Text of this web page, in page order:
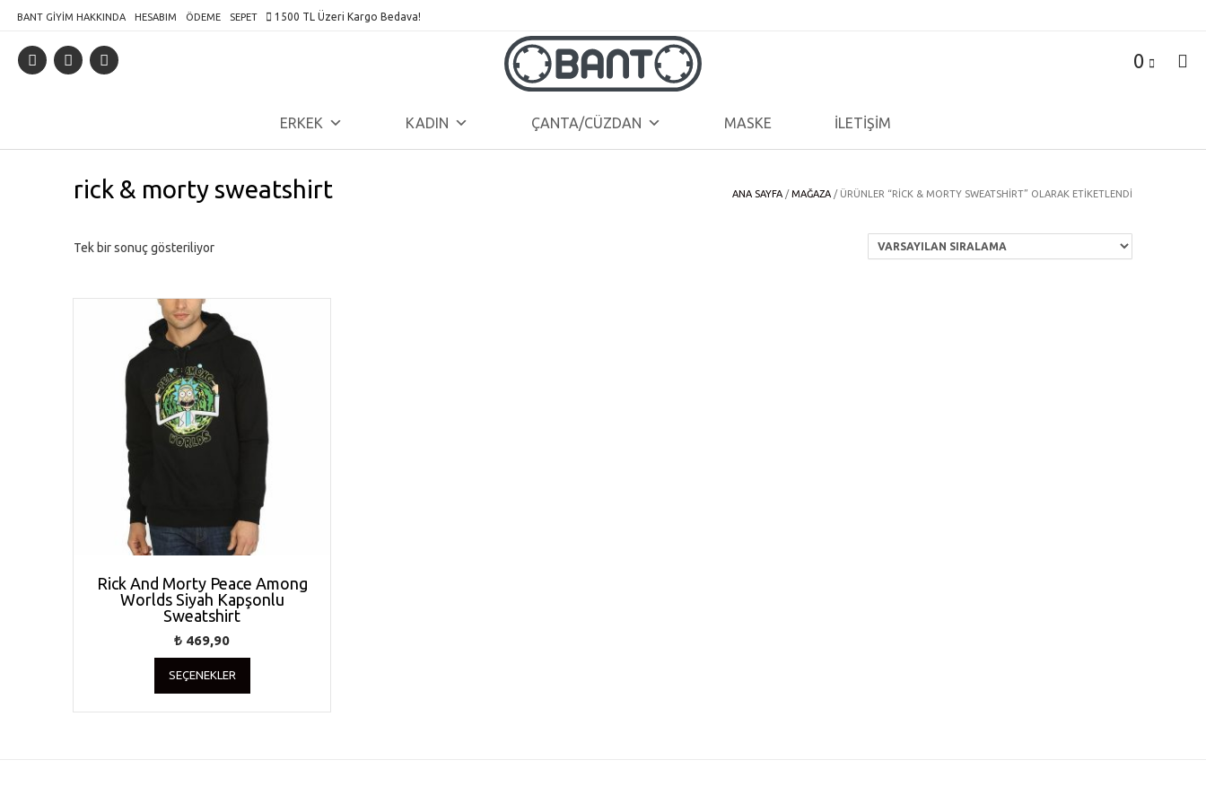
content
BANT GIYIM HAKKINDA HESABIM ÖDEME SEPET 1500 TL Üzeri Kargo Bedava!
0
ERKEK KADIN ÇANTA/CÜZDAN MASKE İLETİŞİM
ANA SAYFA /MAĞAZA / ÜRÜNLER “RICK & MORTY SWEATSHIRT” OLARAK ETIKETLENDI
rick & morty sweatshirt
Tek bir sonuç gösteriliyor
Rick And Morty Peace Among
Worlds Siyah Kapşonlu
Sweatshirt
₺ 469,90
SEÇENEKLER
Bu
birden
fazla